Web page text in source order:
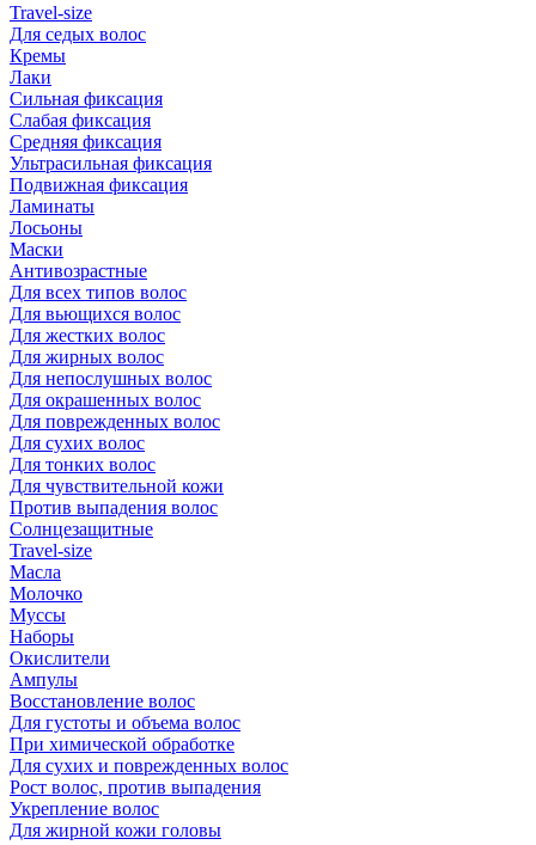
Travel-size
Для седых волос
Кремы
Лаки
Сильная фиксация
Слабая фиксация
Средняя фиксация
Ультрасильная фиксация
Подвижная фиксация
Ламинаты
Лосьоны
Маски
Антивозрастные
Для всех типов волос
Для вьющихся волос
Для жестких волос
Для жирных волос
Для непослушных волос
Для окрашенных волос
Для поврежденных волос
Для сухих волос
Для тонких волос
Для чувствительной кожи
Против выпадения волос
Солнцезащитные
Travel-size
Масла
Молочко
Муссы
Наборы
Окислители
Ампулы
Восстановление волос
Для густоты и объема волос
При химической обработке
Для сухих и поврежденных волос
Рост волос, против выпадения
Укрепление волос
Для жирной кожи головы